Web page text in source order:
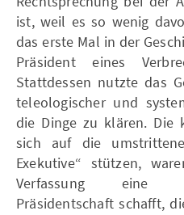
ist, weil es so wenig
das erste Mal in der
Präsident eines
Stattdessen nutzte das
teleologischer und
die Dinge zu klären. Die
sich auf die
Exekutive“ stützen,
Verfassung eine
Präsidentschaft schafft,